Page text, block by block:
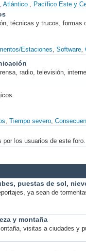
Atlántico Pacífico Este y
técnicas y trucos, formas
Estaciones Software
radio, televisión,
Tiempo severo
los usuarios de este foro.
puestas de sol,
ya sean de
y montaña
visitas a ciudades y